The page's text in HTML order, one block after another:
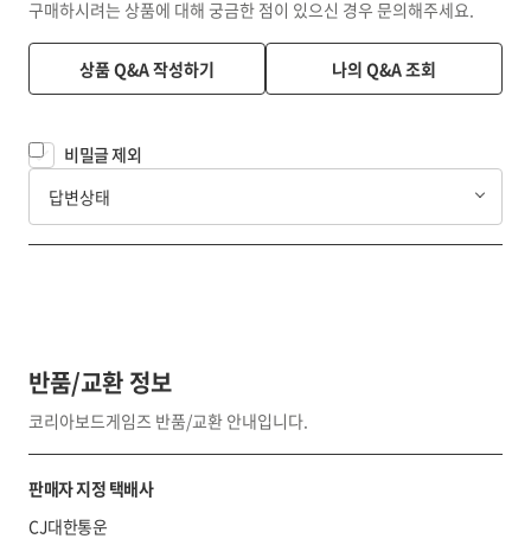
구매하시려는 상품에 대해 궁금한 점이 있으신 경우 문의해주세요.
상품 Q&A 작성하기 나의 Q&A 조회
비밀글 제외
답변상태
반품/교환 정보
코리아보드게임즈 반품/교환 안내입니다.
판매자 지정 택배사
CJ대한통운